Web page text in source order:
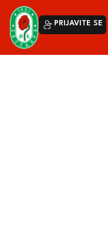
PRIJAVITE SE